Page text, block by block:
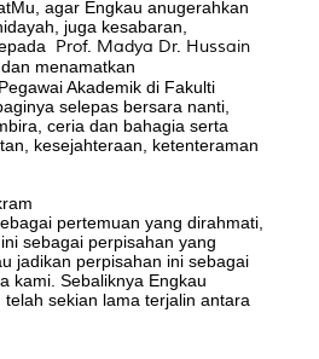
agar Engkau anugerahkan
juga kesabaran,
Prof. Madya Dr. Hussain
menamatkan
Akademik di Fakulti
selepas bersara nanti,
ceria dan bahagia serta
kesejahteraan, ketenteraman
pertemuan yang dirahmati,
sebagai perpisahan yang
jadikan perpisahan ini sebagai
kami. Sebaliknya Engkau
sekian lama terjalin antara